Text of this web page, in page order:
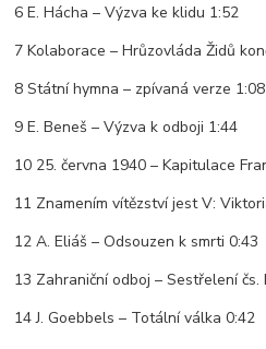
6 E. Hácha – Výzva ke klidu 1:52
7 Kolaborace – Hrůzovláda Židů
8 Státní hymna – zpívaná verze 1:08
9 E. Beneš – Výzva k odboji 1:44
10 25. června 1940 – Kapitulace
11 Znamením vítězství jest V:
12 A. Eliáš – Odsouzen k smrti 0:43
13 Zahraniční odboj – Sestřelení čs.
14 J. Goebbels – Totální válka 0:42